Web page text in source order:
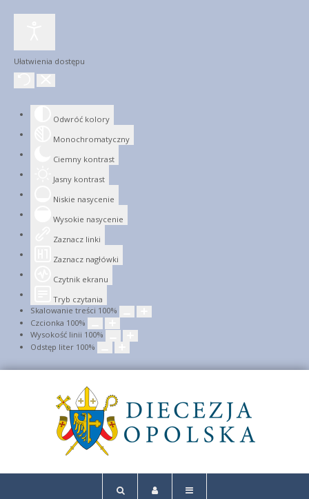
Ułatwienia dostępu
Odwróć kolory
Monochromatyczny
Ciemny kontrast
Jasny kontrast
Niskie nasycenie
Wysokie nasycenie
Zaznacz linki
Zaznacz nagłówki
Czytnik ekranu
Tryb czytania
Skalowanie treści 100%
Czcionka 100%
Wysokość linii 100%
Odstęp liter 100%